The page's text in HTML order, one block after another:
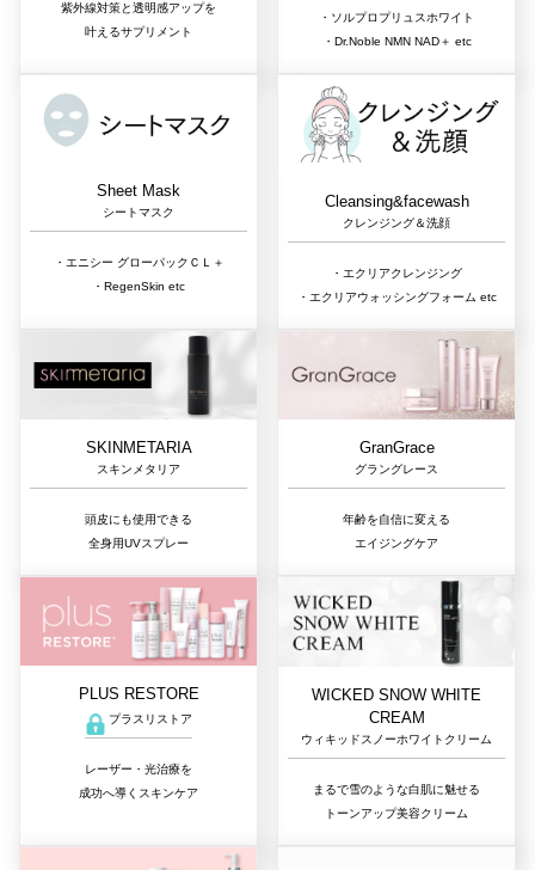
紫外線対策と透明感アップを
叶えるサプリメント
・ソルプロプリュスホワイト
・Dr.Noble NMN NAD＋ etc
Sheet Mask
シートマスク
・エニシー グローパックＣＬ＋
・RegenSkin etc
Cleansing&facewash
クレンジング＆洗顔
・エクリアクレンジング
・エクリアウォッシングフォーム etc
SKINMETARIA
スキンメタリア
頭皮にも使用できる
全身用UVスプレー
GranGrace
グラングレース
年齢を自信に変える
エイジングケア
PLUS RESTORE
プラスリストア
レーザー・光治療を
成功へ導くスキンケア
WICKED SNOW WHITE
CREAM
ウィキッドスノーホワイトクリーム
まるで雪のような白肌に魅せる
トーンアップ美容クリーム